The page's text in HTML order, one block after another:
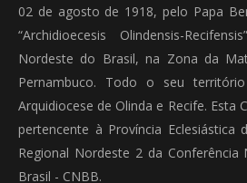
02 de agosto de 1918, pelo Papa
“Archidioecesis Olindensis-
Nordeste do Brasil, na Zona da
Pernambuco. Todo o seu
Arquidiocese de Olinda e Recife. Esta
pertencente à Província Eclesiástica
Regional Nordeste 2 da Conferência
Brasil - CNBB.